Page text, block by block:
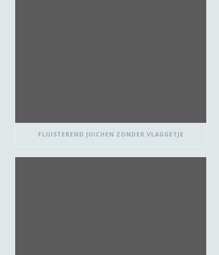
FLUISTEREND JUICHEN ZONDER VLAGGETJE